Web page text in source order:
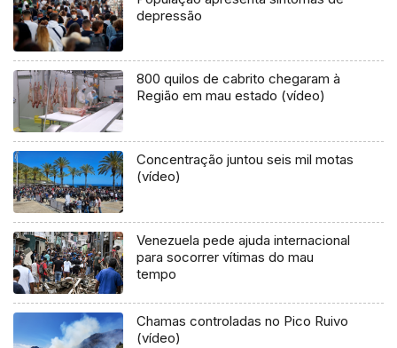
depressão
800 quilos de cabrito chegaram à
Região em mau estado (vídeo)
Concentração juntou seis mil motas
(vídeo)
Venezuela pede ajuda internacional
para socorrer vítimas do mau
tempo
Chamas controladas no Pico Ruivo
(vídeo)